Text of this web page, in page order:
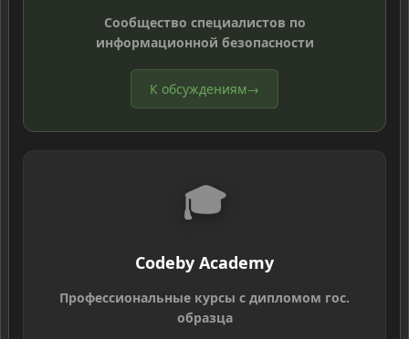
Сообщество специалистов по
информационной безопасности
К обсуждениям→
🎓
Codeby Academy
Профессиональные курсы с дипломом гос.
образца